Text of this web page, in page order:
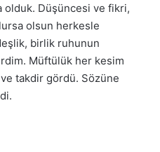
olduk. Düşüncesi ve fikri,
olsun herkesle
birlik ruhunun
Müftülük her kesim
takdir gördü. Sözüne